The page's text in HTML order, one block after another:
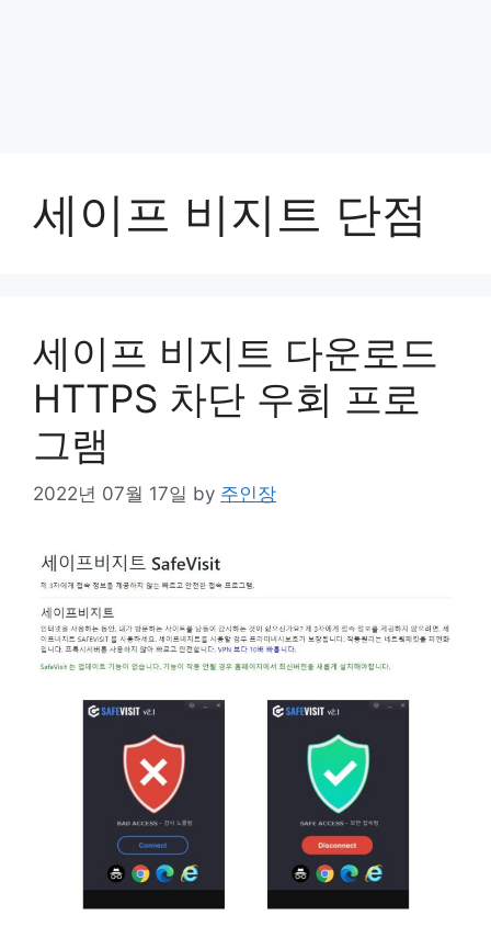
세이프 비지트 단점
세이프 비지트 다운로드
HTTPS 차단 우회 프로
그램
2022년 07월 17일 by 주인장